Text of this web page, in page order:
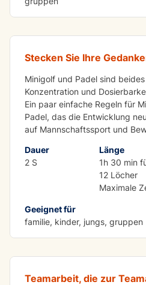
Minigolf und Padel für
Stecken Sie Ihre
Minigolf und Padel sind
Konzentration und
Ein paar einfache Regeln für
Padel, das die Entwicklung
auf Mannschaftssport und
Dauer
2 S
Länge
1h 30 min
12 Löcher
Maximale
Geeignet für
familie, kinder, jungs, gruppen
LERNEN MIT SPASS
Gruppen-Paintball
Teamarbeit, die zur